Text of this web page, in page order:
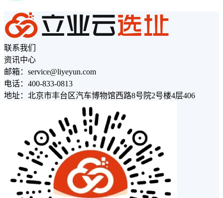
联系我们
资讯中心
邮箱：service@liyeyun.com
电话：400-833-0813
地址：北京市丰台区汽车博物馆西路8号院2号楼4层406